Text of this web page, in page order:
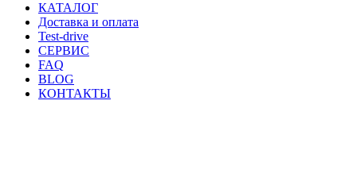
КАТАЛОГ
Доставка и оплата
Test-drive
СЕРВИС
FAQ
BLOG
КОНТАКТЫ